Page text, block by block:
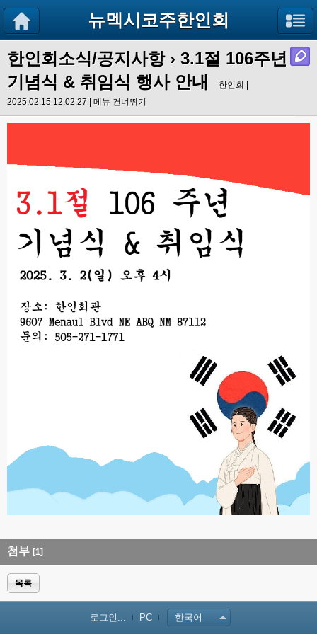
뉴멕시코주한인회
한인회소식/공지사항› 3.1절 106주년
기념식 & 취임식 행사 안내
한인회 |
2025.02.15 12:02:27 | 메뉴 건너뛰기
첨부 [1]
목록
로그인... PC 한국어